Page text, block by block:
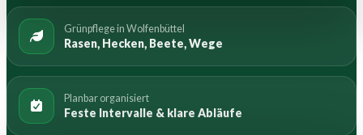
Grünpflege in Wolfenbüttel
Rasen, Hecken, Beete, Wege
Planbar organisiert
Feste Intervalle & klare Abläufe